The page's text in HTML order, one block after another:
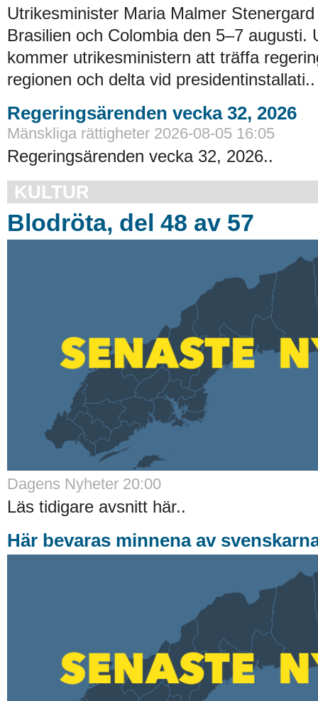
Utrikesminister Maria Malmer
Brasilien och Colombia den 5–7 augusti.
kommer utrikesministern att träffa
regionen och delta vid presidentinstallati..
Regeringsärenden vecka 32, 2026
Mänskliga rättigheter 2026-08-05 16:05
Regeringsärenden vecka 32, 2026..
KULTUR
Blodröta, del 48 av 57
Dagens Nyheter 20:00
Läs tidigare avsnitt här..
Här bevaras minnena av